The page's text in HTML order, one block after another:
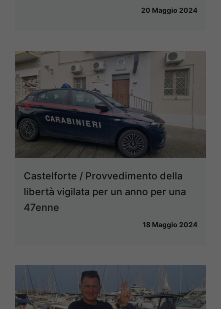
20 Maggio 2024
Castelforte / Provvedimento della
libertà vigilata per un anno per una
47enne
18 Maggio 2024